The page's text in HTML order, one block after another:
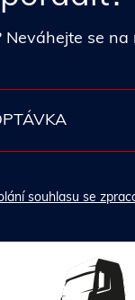
se
souhlasu se